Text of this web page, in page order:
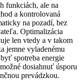
funkciách, ale na
a kontrolovaná
na pozadí, bez
Optimalizácia
len vtedy a v takom
jemne vyladenému
spotreba energie
dosiahnuť úsporu
prevádzkou.